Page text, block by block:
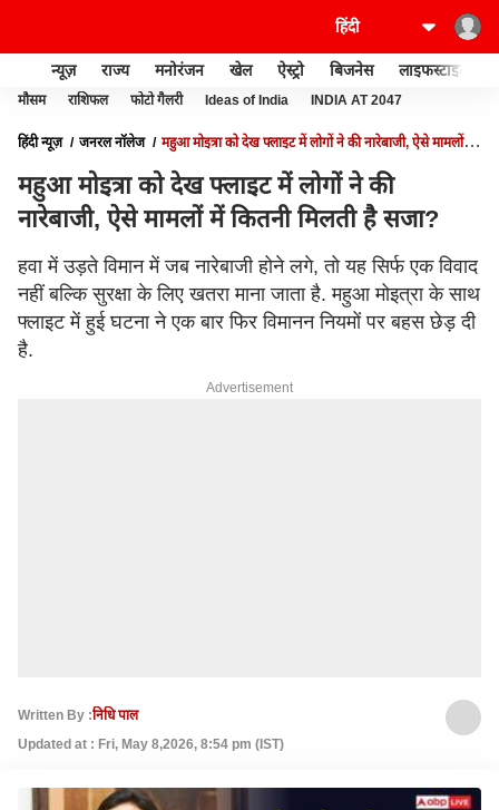
न्यूज़ राज्य मनोरंजन खेल ऐस्ट्रो बिजनेस लाइफस्टाइल
मौसम राशिफल फोटो गैलरी Ideas of India INDIA AT 2047
हिंदी न्यूज़ जनरल नॉलेज
महुआ मोइत्रा को देख फ्लाइट में लोगों ने की नारेबाजी, ऐसे मामलों में
महुआ मोइत्रा को देख फ्लाइट में लोगों ने की
नारेबाजी, ऐसे मामलों में कितनी मिलती है सजा?
हवा में उड़ते विमान में जब नारेबाजी होने लगे, तो यह सिर्फ एक विवाद
नहीं बल्कि सुरक्षा के लिए खतरा माना जाता है. महुआ मोइत्रा के साथ
फ्लाइट में हुई घटना ने एक बार फिर विमानन नियमों पर बहस छेड़ दी
है.
Advertisement
Written By :निधि पाल
Updated at : Fri, May 8,2026, 8:54 pm (IST)